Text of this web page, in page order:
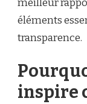
meilleur
éléments
transparence.
inspire